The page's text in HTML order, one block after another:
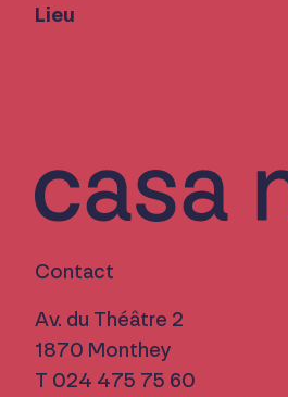
Lieu
Contact
Av. du Théâtre 2
1870 Monthey
T 024 475 75 60